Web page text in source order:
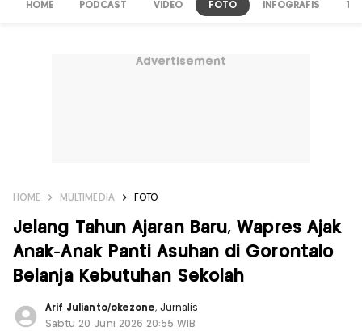
HOME PODCAST VIDEO FOTO INFOGRAFIS TV
Advertisement
HOME MULTIMEDIA FOTO
Jelang Tahun Ajaran Baru, Wapres Ajak
Anak-Anak Panti Asuhan di Gorontalo
Belanja Kebutuhan Sekolah
Arif Julianto/okezone, Jurnalis
Sabtu 20 Juni 2026 20:55 WIB